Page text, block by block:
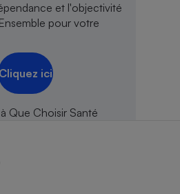
et l'objectivité
pour votre
ici